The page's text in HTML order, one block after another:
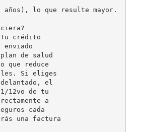
años), lo que resulte mayor.
crédito
de salud
reduce
Si eliges
el
12vo de tu
a
cada
una factura